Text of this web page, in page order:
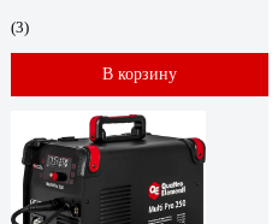
(3)
В корзину